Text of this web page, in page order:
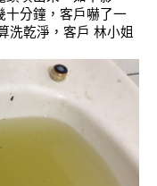
十分鐘，客戶嚇了一
洗乾淨，客戶 林小姐